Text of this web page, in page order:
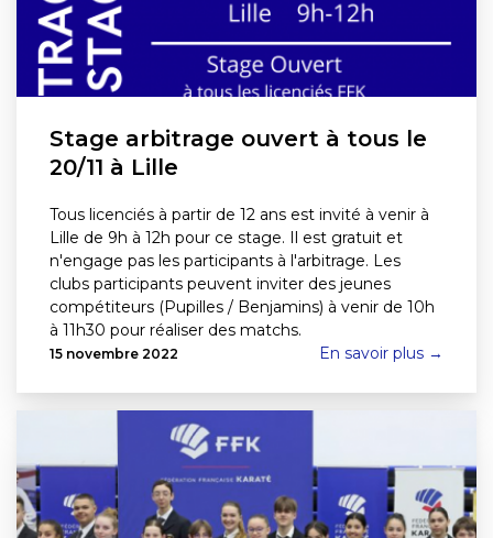
Stage arbitrage ouvert à tous le
20/11 à Lille
Tous licenciés à partir de 12 ans est invité à venir à
Lille de 9h à 12h pour ce stage. Il est gratuit et
n'engage pas les participants à l'arbitrage. Les
clubs participants peuvent inviter des jeunes
compétiteurs (Pupilles / Benjamins) à venir de 10h
à 11h30 pour réaliser des matchs.
15 novembre 2022 En savoir plus →